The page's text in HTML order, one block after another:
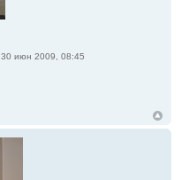
30 июн 2009, 08:45